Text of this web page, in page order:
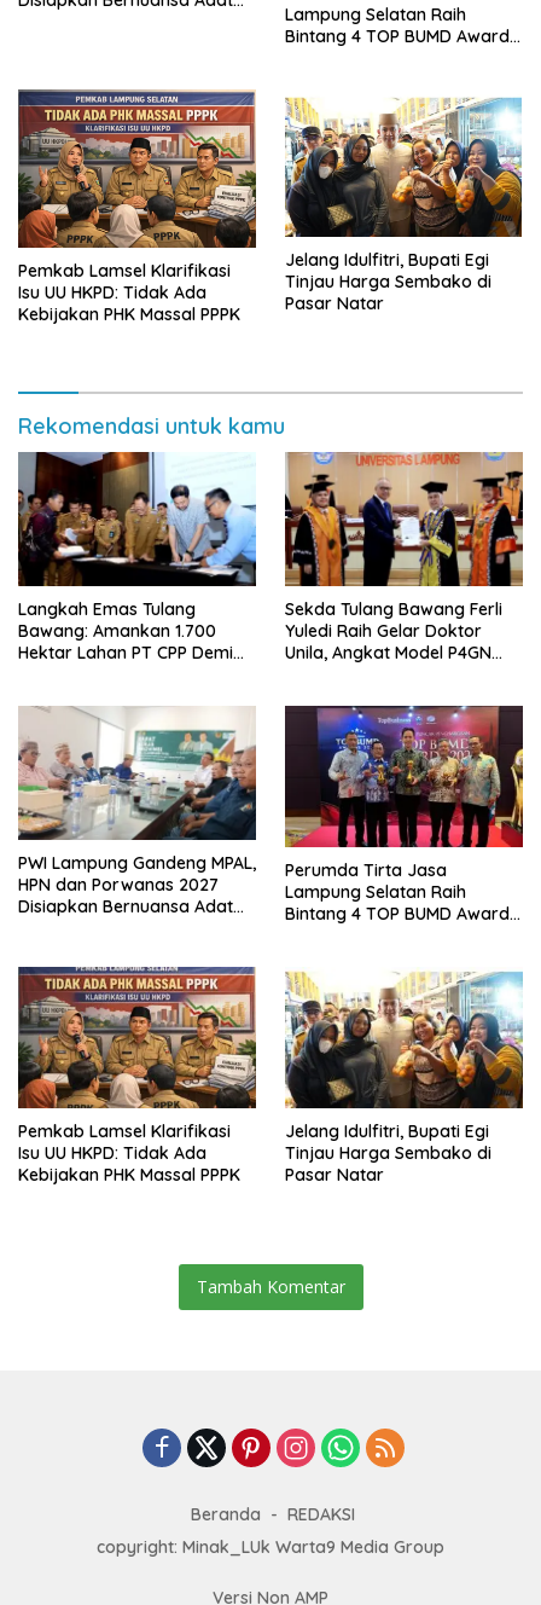
Lampung Selatan Raih
Bintang 4 TOP BUMD Awards
Pemkab Lamsel Klarifikasi
Isu UU HKPD: Tidak Ada
Kebijakan PHK Massal PPPK
Jelang Idulfitri, Bupati Egi
Tinjau Harga Sembako di
Pasar Natar
Rekomendasi untuk kamu
Langkah Emas Tulang
Bawang: Amankan 1.700
Hektar Lahan PT CPP Demi
Sekda Tulang Bawang Ferli
Yuledi Raih Gelar Doktor
Unila, Angkat Model P4GN
PWI Lampung Gandeng MPAL,
HPN dan Porwanas 2027
Disiapkan Bernuansa Adat
Perumda Tirta Jasa
Lampung Selatan Raih
Bintang 4 TOP BUMD Awards
Pemkab Lamsel Klarifikasi
Isu UU HKPD: Tidak Ada
Kebijakan PHK Massal PPPK
Jelang Idulfitri, Bupati Egi
Tinjau Harga Sembako di
Pasar Natar
Tambah Komentar
Beranda
REDAKSI
copyright: Minak_LUk Warta9 Media Group
Versi Non AMP